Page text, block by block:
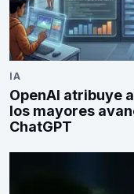
IA
OpenAI atribuye
los mayores
ChatGPT